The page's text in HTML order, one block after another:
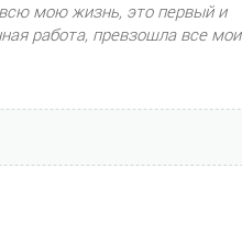
мою жизнь, это первый и
работа, превзошла все мои